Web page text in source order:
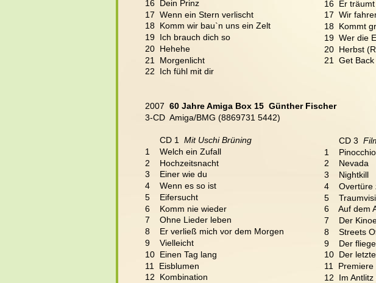
16  Dein Prinz
17  Wenn ein Stern verlischt
18  Komm wir bau`n uns ein Zelt
19  Ich brauch dich so
20  Hehehe
21  Morgenlicht
22  Ich fühl mit dir
2007 60 Jahre Amiga Box 15  Günther Fischer
3-CD  Amiga/BMG (8869731 5442)
      CD 1
Mit Uschi Brüning
1    Welch ein Zufall
2    Hochzeitsnacht
3    Einer wie du
4    Wenn es so ist
5    Eifersucht
6    Komm nie wieder
7    Ohne Lieder leben
8    Er verließ mich vor dem Morgen
9    Vielleicht
10  Einen Tag lang
11  Eisblumen
12  Kombination
16  Er
17  Wir
18  Kommt
19  Wer die
20  Herbst
21  Get
      CD 3
1
2    Nevada
3    Nightkill
4    Overtüre
5
6    Auf dem
7    Der
8    Streets
9    Der
10  Der
11  Premiere
12  Im